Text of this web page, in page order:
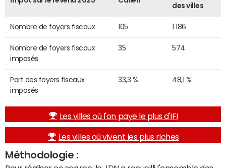
des villes
Nombre de foyers fiscaux 105 1 186
Nombre de foyers fiscaux
imposés
35 574
Part des foyers fiscaux
imposés
33,3 % 48,1 %
Les villes où l'on paye le plus d'IFI
Les villes où vivent les plus riches
Méthodologie :